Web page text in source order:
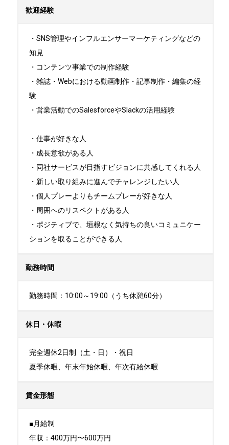
歓迎経験
・SNS管理やインフルエンサーマーケティングなどの
知見
・コンテンツ事業での制作経験
・雑誌・Webにおける動画制作・記事制作・編集の経
験
・営業活動でのSalesforceやSlackの活用経験
・仕事が好きな人
・成長意欲がある人
・同社サービスが目指すビジョンに共感してくれる人
・新しい取り組みに進んでチャレンジしたい人
・個人プレーよりもチームプレーが好きな人
・周囲へのリスペクトがある人
・ポジティブで、垣根なく気持ちの良いコミュニケー
ションを取ることができる人
勤務時間
勤務時間：10:00～19:00（うち休憩60分）
休日・休暇
完全週休2日制（土・日）・祝日
夏季休暇、年末年始休暇、年次有給休暇
賃金形態
■月給制
年収：400万円〜600万円